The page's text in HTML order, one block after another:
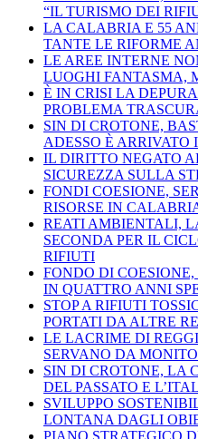
“IL TURISMO DEI
LA CALABRIA E 55
TANTE LE RIFORME
LE AREE INTERNE
LUOGHI FANTASMA,
È IN CRISI LA
PROBLEMA
SIN DI CROTONE,
ADESSO È
IL DIRITTO NEGATO
SICUREZZA SULLA
FONDI COESIONE,
RISORSE IN
REATI AMBIENTALI,
SECONDA PER IL
RIFIUTI
FONDO DI
IN QUATTRO ANNI
STOP A RIFIUTI
PORTATI DA ALTRE
LE LACRIME DI
SERVANO DA
SIN DI CROTONE, LA
DEL PASSATO E
SVILUPPO
LONTANA DAGLI
PIANO STRATEGICO